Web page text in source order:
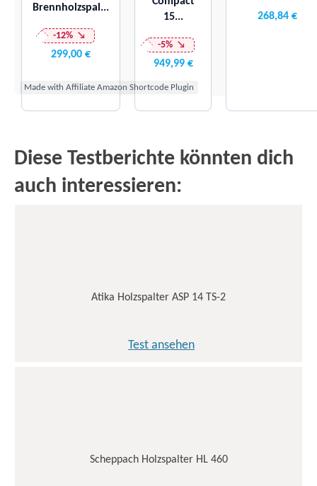
Brennholzspal...
-12%
299,00 €
15...
-5%
949,99 €
268,84 €
Made with Affiliate Amazon Shortcode Plugin
Diese Testberichte könnten dich
auch interessieren:
Atika Holzspalter ASP 14 TS-2
Test ansehen
Scheppach Holzspalter HL 460